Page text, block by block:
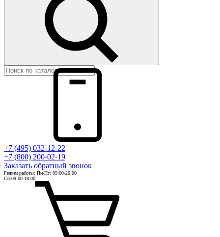
+7 (495) 032-12-22
+7 (800) 200-02-19
Заказать обратный звонок
Режим работы: Пн-Пт: 09:00-20:00
Сб:09:00-18:00